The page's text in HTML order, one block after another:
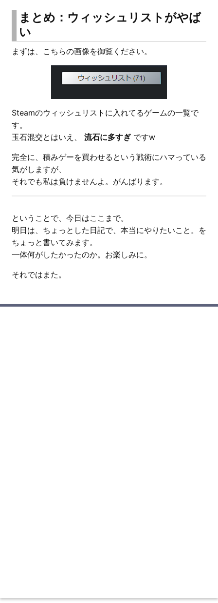
まとめ：ウィッシュリストがやば
い
まずは、こちらの画像を御覧ください。
Steamのウィッシュリストに入れてるゲームの一覧で
す。
玉石混交とはいえ、 流石に多すぎ ですw
完全に、積みゲーを買わせるという戦術にハマっている
気がしますが、
それでも私は負けませんよ。がんばります。
ということで、今日はここまで。
明日は、ちょっとした日記で、本当にやりたいこと。を
ちょっと書いてみます。
一体何がしたかったのか。お楽しみに。
それではまた。